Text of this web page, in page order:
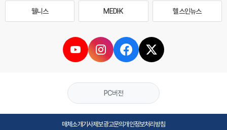
웰니스 MEDI·K 헬스인뉴스
PC버전
매체소개기사제보광고문의개인정보처리방침